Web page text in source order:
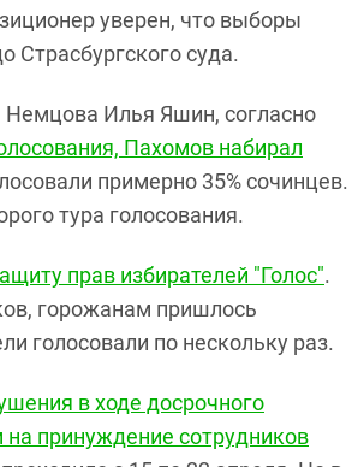
уверен, что выборы
суда.
Немцова Илья Яшин, согласно
Пахомов набирал
примерно 35% сочинцев.
тура голосования.
прав избирателей "Голос".
горожанам пришлось
голосовали по нескольку раз.
в ходе досрочного
принуждение сотрудников